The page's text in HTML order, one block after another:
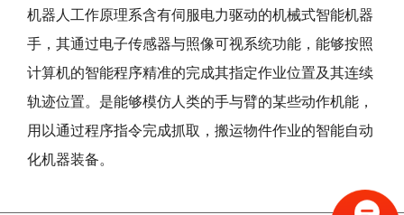
机器人工作原理系含有伺服电力驱动的机械式智能机器
手，其通过电子传感器与照像可视系统功能，能够按照
计算机的智能程序精准的完成其指定作业位置及其连续
轨迹位置。是能够模仿人类的手与臂的某些动作机能，
用以通过程序指令完成抓取，搬运物件作业的智能自动
化机器装备。